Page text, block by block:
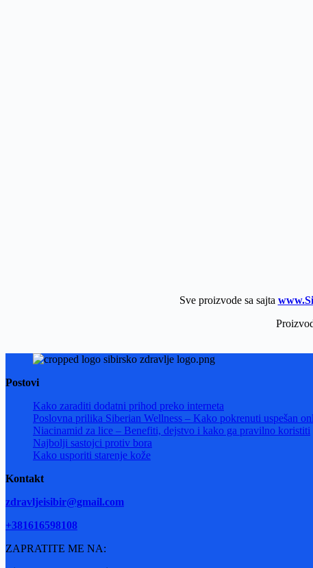
Sve proizvode sa sajta
Postovi
Kako zaraditi dodatni prihod preko interneta
Poslovna prilika Siberian Wellness – Kako pokrenuti uspešan
Niacinamid za lice – Benefiti, dejstvo i kako ga pravilno koristiti
Najbolji sastojci protiv bora
Kako usporiti starenje kože
Kontakt
zdravljeisibir@gmail.com
+381616598108
ZAPRATITE ME NA: